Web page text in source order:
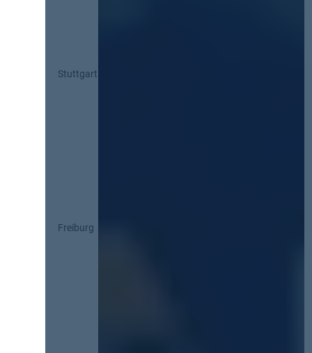
Stuttgart
Freiburg